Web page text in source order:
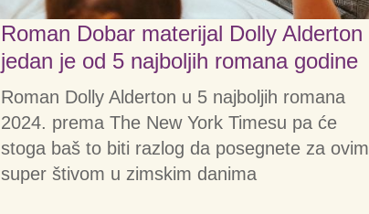
Roman Dobar materijal Dolly Alderton
jedan je od 5 najboljih romana godine
Roman Dolly Alderton u 5 najboljih romana
2024. prema The New York Timesu pa će
stoga baš to biti razlog da posegnete za ovim
super štivom u zimskim danima